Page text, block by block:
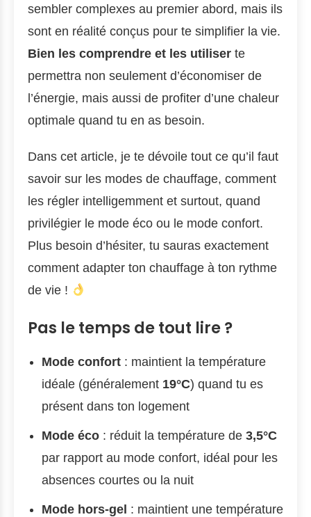
sembler complexes au premier abord, mais ils
sont en réalité conçus pour te simplifier la vie.
Bien les comprendre et les utiliser te
permettra non seulement d’économiser de
l’énergie, mais aussi de profiter d’une chaleur
optimale quand tu en as besoin.
Dans cet article, je te dévoile tout ce qu’il faut
savoir sur les modes de chauffage, comment
les régler intelligemment et surtout, quand
privilégier le mode éco ou le mode confort.
Plus besoin d’hésiter, tu sauras exactement
comment adapter ton chauffage à ton rythme
de vie !
Pas le temps de tout lire ?
Mode confort : maintient la température
idéale (généralement 19°C) quand tu es
présent dans ton logement
Mode éco : réduit la température de 3,5°C
par rapport au mode confort, idéal pour les
absences courtes ou la nuit
Mode hors-gel : maintient une température